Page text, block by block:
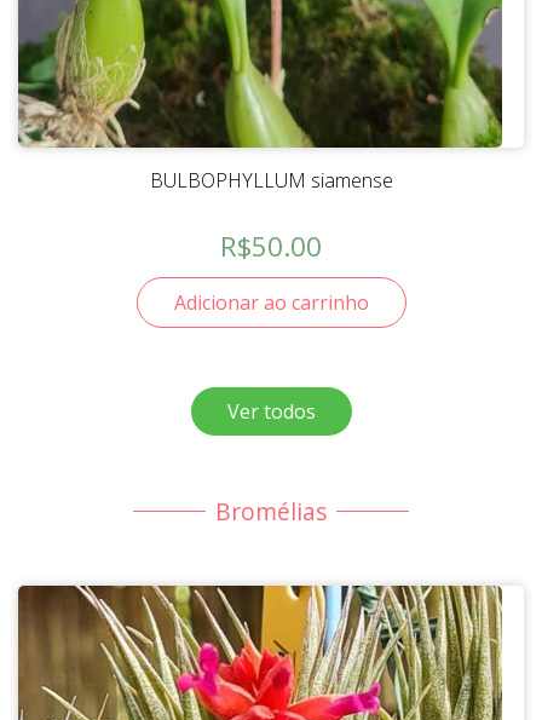
BULBOPHYLLUM siamense
R$50.00
Adicionar ao carrinho
Ver todos
Bromélias